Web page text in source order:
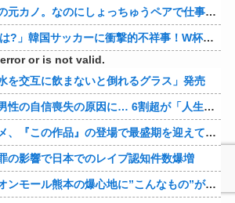
旦那の同僚女が旦那の元カノ。なのにしょっちゅうペアで仕事してて遅くまで残業したり二人で出張に行ったり。なんで「今度の出張は一人で行く」って嘘つくのかな
外国人「2002年W杯は?」韓国サッカーに衝撃的不祥事！W杯予選でレフリーへの性的接待発覚！海外騒然！【海外の反応】
or is not valid.
を交互に飲まないと倒れるグラス」発売
【警告】株式投資、男性の自信喪失の原因に… 6割超が「人生の敗者」自認
【速報】露悪系アニメ、『この作品』の登場で最盛期を迎えてしまう…
の影響で日本でのレイプ認知件数爆増
【速報】専門家「イオンモール熊本の爆心地に”こんなもの”があったんだけど…」